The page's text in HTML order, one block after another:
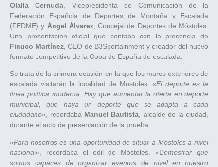
Olalla Cernuda , Vicepresidenta de Comunicación de la
Federación Española de Deportes de Montaña y Escalada
(FEDME) y Ángel Álvarez, Concejal de Deportes de Móstoles.
Una presentación oficial que contaba con la presencia de
Finuco Martínez, CEO de B3Sportainment y creador del nuevo
formato competitivo de la Copa de España de escalada.
Se trata de la primera ocasión en la que los muros exteriores de
escalada visitarán la localidad de Mostoles. «El deporte es la
línea política moderna. Hay que aumentar la oferta en deporte
municipal, que haya un deporte que se adapta a cada
ciudadano«, recordaba Manuel Bautista, alcalde de la ciudad,
durante el acto de presentación de la prueba.
«Para nosotros es una oportunidad de situar a Móstoles a nivel
nacional», recordaba el edil de Móstoles. «Demostrar que
somos capaces de organizar eventos de nivel en nuestro